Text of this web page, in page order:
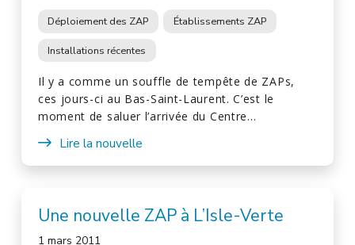
Déploiement des ZAP Établissements ZAP
Installations récentes
Il y a comme un souffle de tempête de ZAPs,
ces jours-ci au Bas-Saint-Laurent. C’est le
moment de saluer l’arrivée du Centre…
Lire la nouvelle
Une nouvelle ZAP à L’Isle-Verte
1 mars 2011